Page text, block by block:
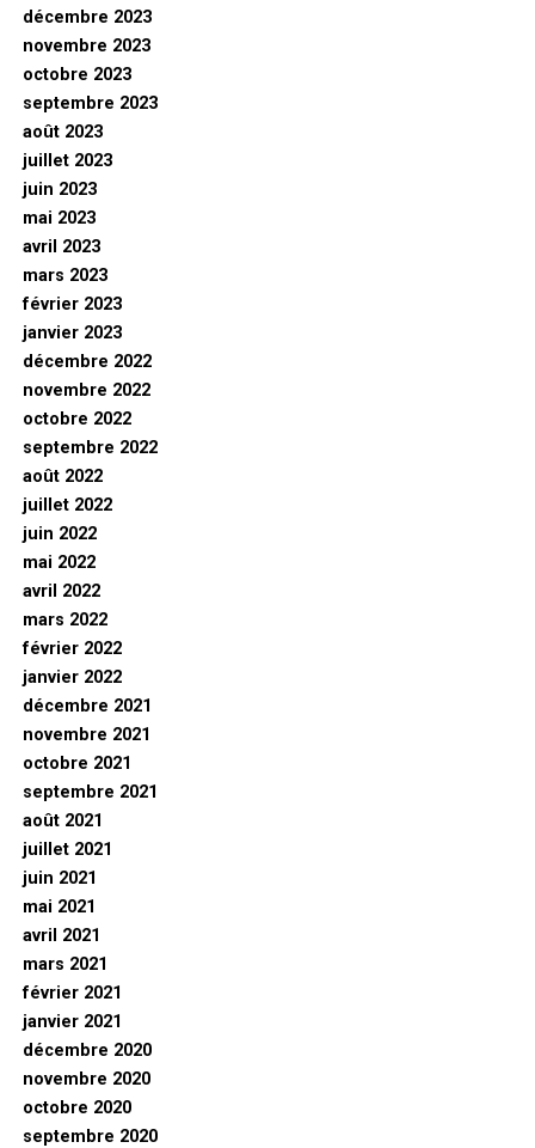
décembre 2023
novembre 2023
octobre 2023
septembre 2023
août 2023
juillet 2023
juin 2023
mai 2023
avril 2023
mars 2023
février 2023
janvier 2023
décembre 2022
novembre 2022
octobre 2022
septembre 2022
août 2022
juillet 2022
juin 2022
mai 2022
avril 2022
mars 2022
février 2022
janvier 2022
décembre 2021
novembre 2021
octobre 2021
septembre 2021
août 2021
juillet 2021
juin 2021
mai 2021
avril 2021
mars 2021
février 2021
janvier 2021
décembre 2020
novembre 2020
octobre 2020
septembre 2020